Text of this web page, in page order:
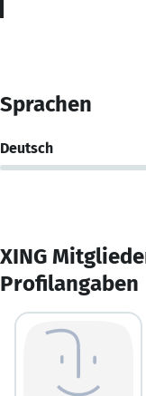
Sprachen
Deutsch
XING
Profilangaben